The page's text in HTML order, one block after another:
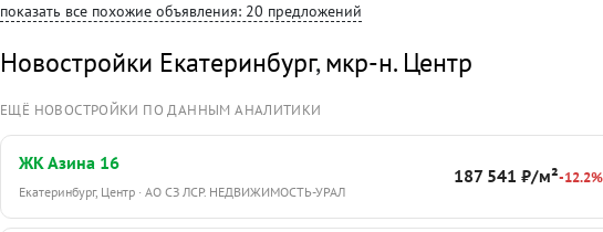
доме напротив. Спорткомплекс
Документы готовы к сделке. Торг. ID
показать все похожие объявления: 20 предложений
Новостройки Екатеринбург,мкр-н. Центр
ЕЩЁ НОВОСТРОЙКИ ПО ДАННЫМ АНАЛИТИКИ
ЖК Азина 16
Екатеринбург, Центр · АО СЗ ЛСР. НЕДВИЖИМОСТЬ-УРАЛ
187 541 ₽/м²-12.2%